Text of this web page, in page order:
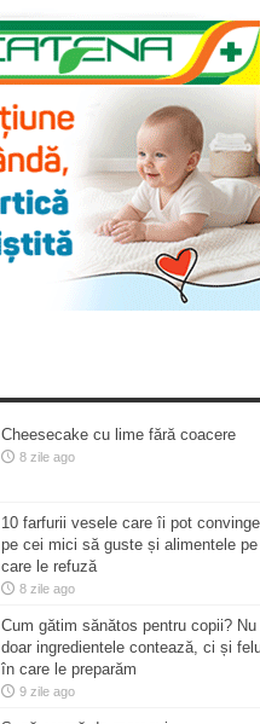
Cheesecake cu lime fără coacere
8 zile ago
10 farfurii vesele care îi pot convinge
pe cei mici să guste și alimentele pe
care le refuză
8 zile ago
Cum gătim sănătos pentru copii? Nu
doar ingredientele contează, ci și
în care le preparăm
9 zile ago